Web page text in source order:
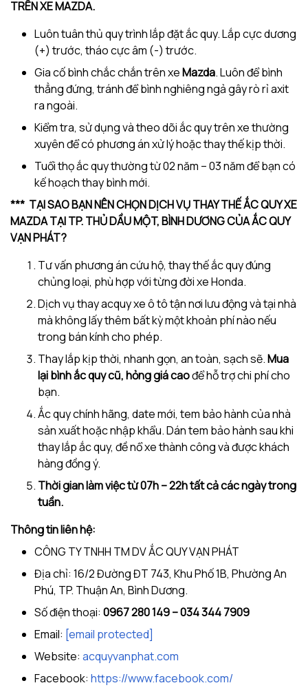
TRÊN XE MAZDA.
Luôn tuân thủ quy trình lắp đặt ắc quy. Lắp cực dương
(+) trước, tháo cực âm (-) trước.
Gia cố bình chắc chắn trên xeMazda. Luôn để bình
thẳng đứng, tránh để bình nghiêng ngả gây rò rỉ axit
ra ngoài.
Kiểm tra, sử dụng và theo dõi ắc quy trên xe thường
xuyên để có phương án xử lý hoặc thay thế kịp thời.
Tuổi thọ ắc quy thường từ 02 năm – 03 năm để bạn có
kế hoạch thay bình mới.
*** TẠI SAO BẠN NÊN CHỌN DỊCH VỤ THAY THẾ ẮC QUY XE
MAZDA TẠI TP. THỦ DẦU MỘT, BÌNH DƯƠNG CỦA ẮC QUY
VẠN PHÁT?
Tư vấn phương án cứu hộ, thay thế ắc quy đúng
chủng loại, phù hợp với từng đời xe Honda.
Dịch vụ thay acquy xe ô tô tận nơi lưu động và tại nhà
mà không lấy thêm bất kỳ một khoản phí nào nếu
trong bán kính cho phép.
Thay lắp kịp thời, nhanh gọn, an toàn, sạch sẽ.Mua
lại bình ắc quy cũ, hỏng giá caođể hỗ trợ chi phí cho
bạn.
Ắc quy chính hãng, date mới, tem bảo hành của nhà
sản xuất hoặc nhập khẩu. Dán tem bảo hành sau khi
thay lắp ắc quy, đề nổ xe thành công và được khách
hàng đồng ý.
Thời gian làm việc từ 07h – 22h tất cả các ngày trong
tuần.
Thông tin liên hệ:
CÔNG TY TNHH TM DV ẮC QUY VẠN PHÁT
Địa chỉ: 16/2 Đường ĐT 743, Khu Phố 1B, Phường An
Phú, TP. Thuận An, Bình Dương.
Số điện thoại: 0967 280 149 – 034 344 7909
Email: [email protected]
Website: acquyvanphat.com
Facebook: https://www.facebook.com/